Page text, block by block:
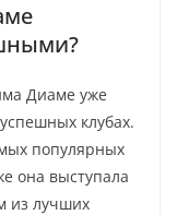
Диаме уже
клубах.
популярных
она выступала
из лучших